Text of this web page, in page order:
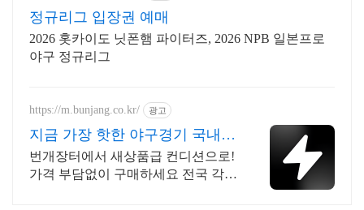
정규리그 입장권 예매
2026 홋카이도 닛폰햄 파이터즈, 2026 NPB 일본프로
야구 정규리그
https://m.bunjang.co.kr/ 광고
지금 가장 핫한 야구경기 국내
최대 브랜드 중고거래
번개장터에서 새상품급 컨디션으로!
가격 부담없이 구매하세요 전국 각지